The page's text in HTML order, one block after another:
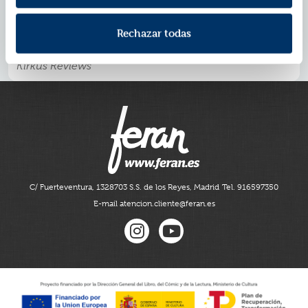
Rechazar todas
dicho:
«No sigas buscando al nuevo Harry Potter: descubre a
Percy Jackson, como lo han hecho ya legiones de
admiradores.»
Kirkus Reviews
C/ Fuerteventura, 1328703 S.S. de los Reyes, Madrid Tel. 916597350
E-mail atencion.cliente@feran.es